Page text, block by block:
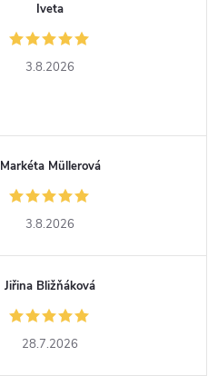
Iveta
3.8.2026
Markéta Müllerová
3.8.2026
Jiřina Bližňáková
28.7.2026